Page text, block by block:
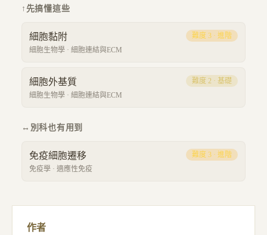
↑ 先搞懂這些
細胞黏附
細胞生物學 · 細胞連結與ECM
難度 3 · 進階
細胞外基質
細胞生物學 · 細胞連結與ECM
難度 2 · 基礎
↔ 別科也有用到
免疫細胞遷移
免疫學 · 適應性免疫
難度 3 · 進階
作者